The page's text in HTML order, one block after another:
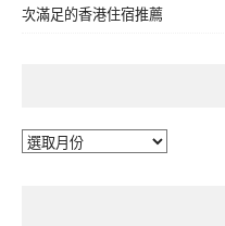
次滿足的香港住宿推薦
彙